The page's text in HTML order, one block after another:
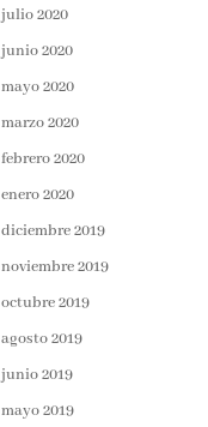
julio 2020
junio 2020
mayo 2020
marzo 2020
febrero 2020
enero 2020
diciembre 2019
noviembre 2019
octubre 2019
agosto 2019
junio 2019
mayo 2019